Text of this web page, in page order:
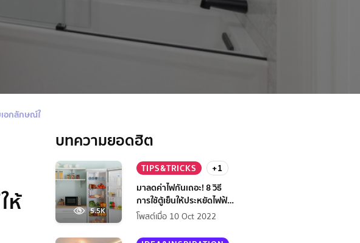
อกลักษณ์ให้ห้องน้ำ
ห้
บทความยอดฮิต
5.5K
TIPS&TRICKS
+1
มาลดค่าไฟกันเถอะ! 8 วิธี
การใช้ตู้เย็นให้ประหยัดไฟฟ้า
กว่าเดิม
โพสต์เมื่อ 10 Oct 2022